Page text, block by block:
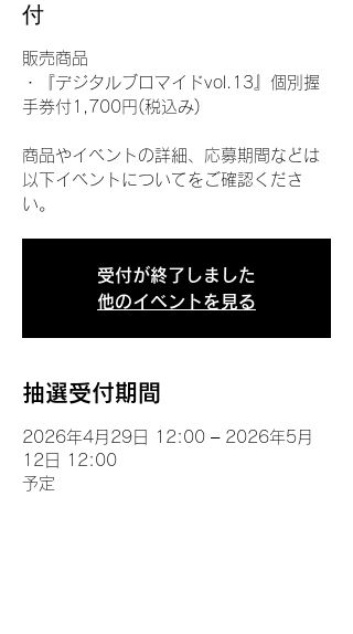
付
販売商品
・『デジタルブロマイドvol.13』個別握
手券付1,700円(税込み)
商品やイベントの詳細、応募期間などは
以下イベントについてをご確認くださ
い。
受付が終了しました
他のイベントを見る
抽選受付期間
2026年4月29日 12:00 – 2026年5月
12日 12:00
予定